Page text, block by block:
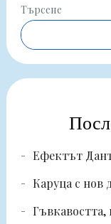
Търсене
Ефектът
Каруца с нов
Гъвкавостта,